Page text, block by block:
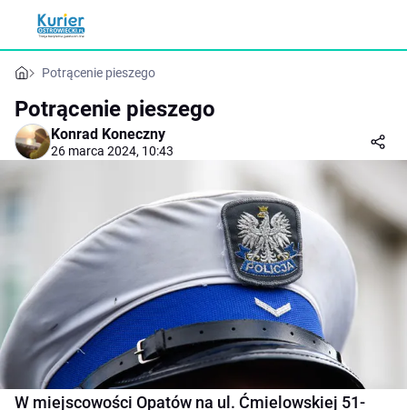
Potrącenie pieszego
Potrącenie pieszego
Konrad Koneczny
26 marca 2024, 10:43
W miejscowości Opatów na ul. Ćmielowskiej 51-